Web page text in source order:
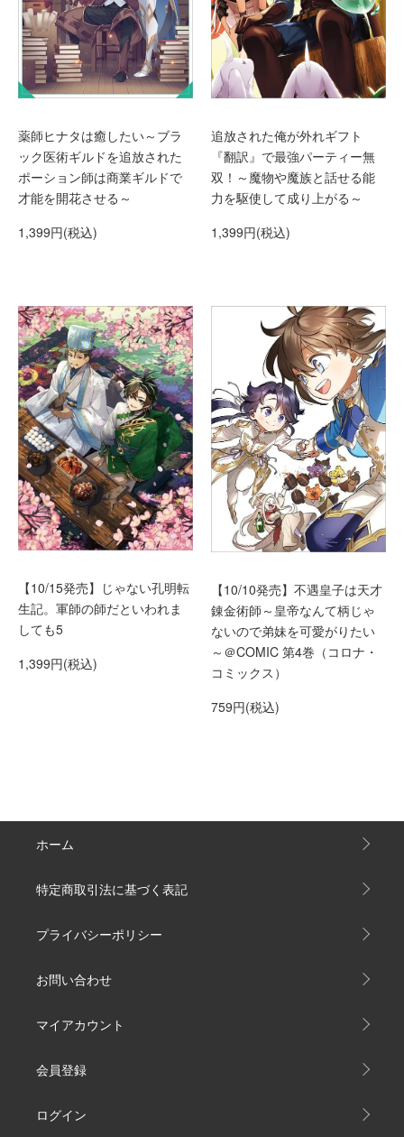
薬師ヒナタは癒したい～ブラ
ック医術ギルドを追放された
ポーション師は商業ギルドで
才能を開花させる～
1,399円(税込)
追放された俺が外れギフト
『翻訳』で最強パーティー無
双！～魔物や魔族と話せる能
力を駆使して成り上がる～
1,399円(税込)
【10/15発売】じゃない孔明転
生記。軍師の師だといわれま
しても5
1,399円(税込)
【10/10発売】不遇皇子は天才
錬金術師～皇帝なんて柄じゃ
ないので弟妹を可愛がりたい
～＠COMIC 第4巻（コロナ・
コミックス）
759円(税込)
ホーム
特定商取引法に基づく表記
プライバシーポリシー
お問い合わせ
マイアカウント
会員登録
ログイン